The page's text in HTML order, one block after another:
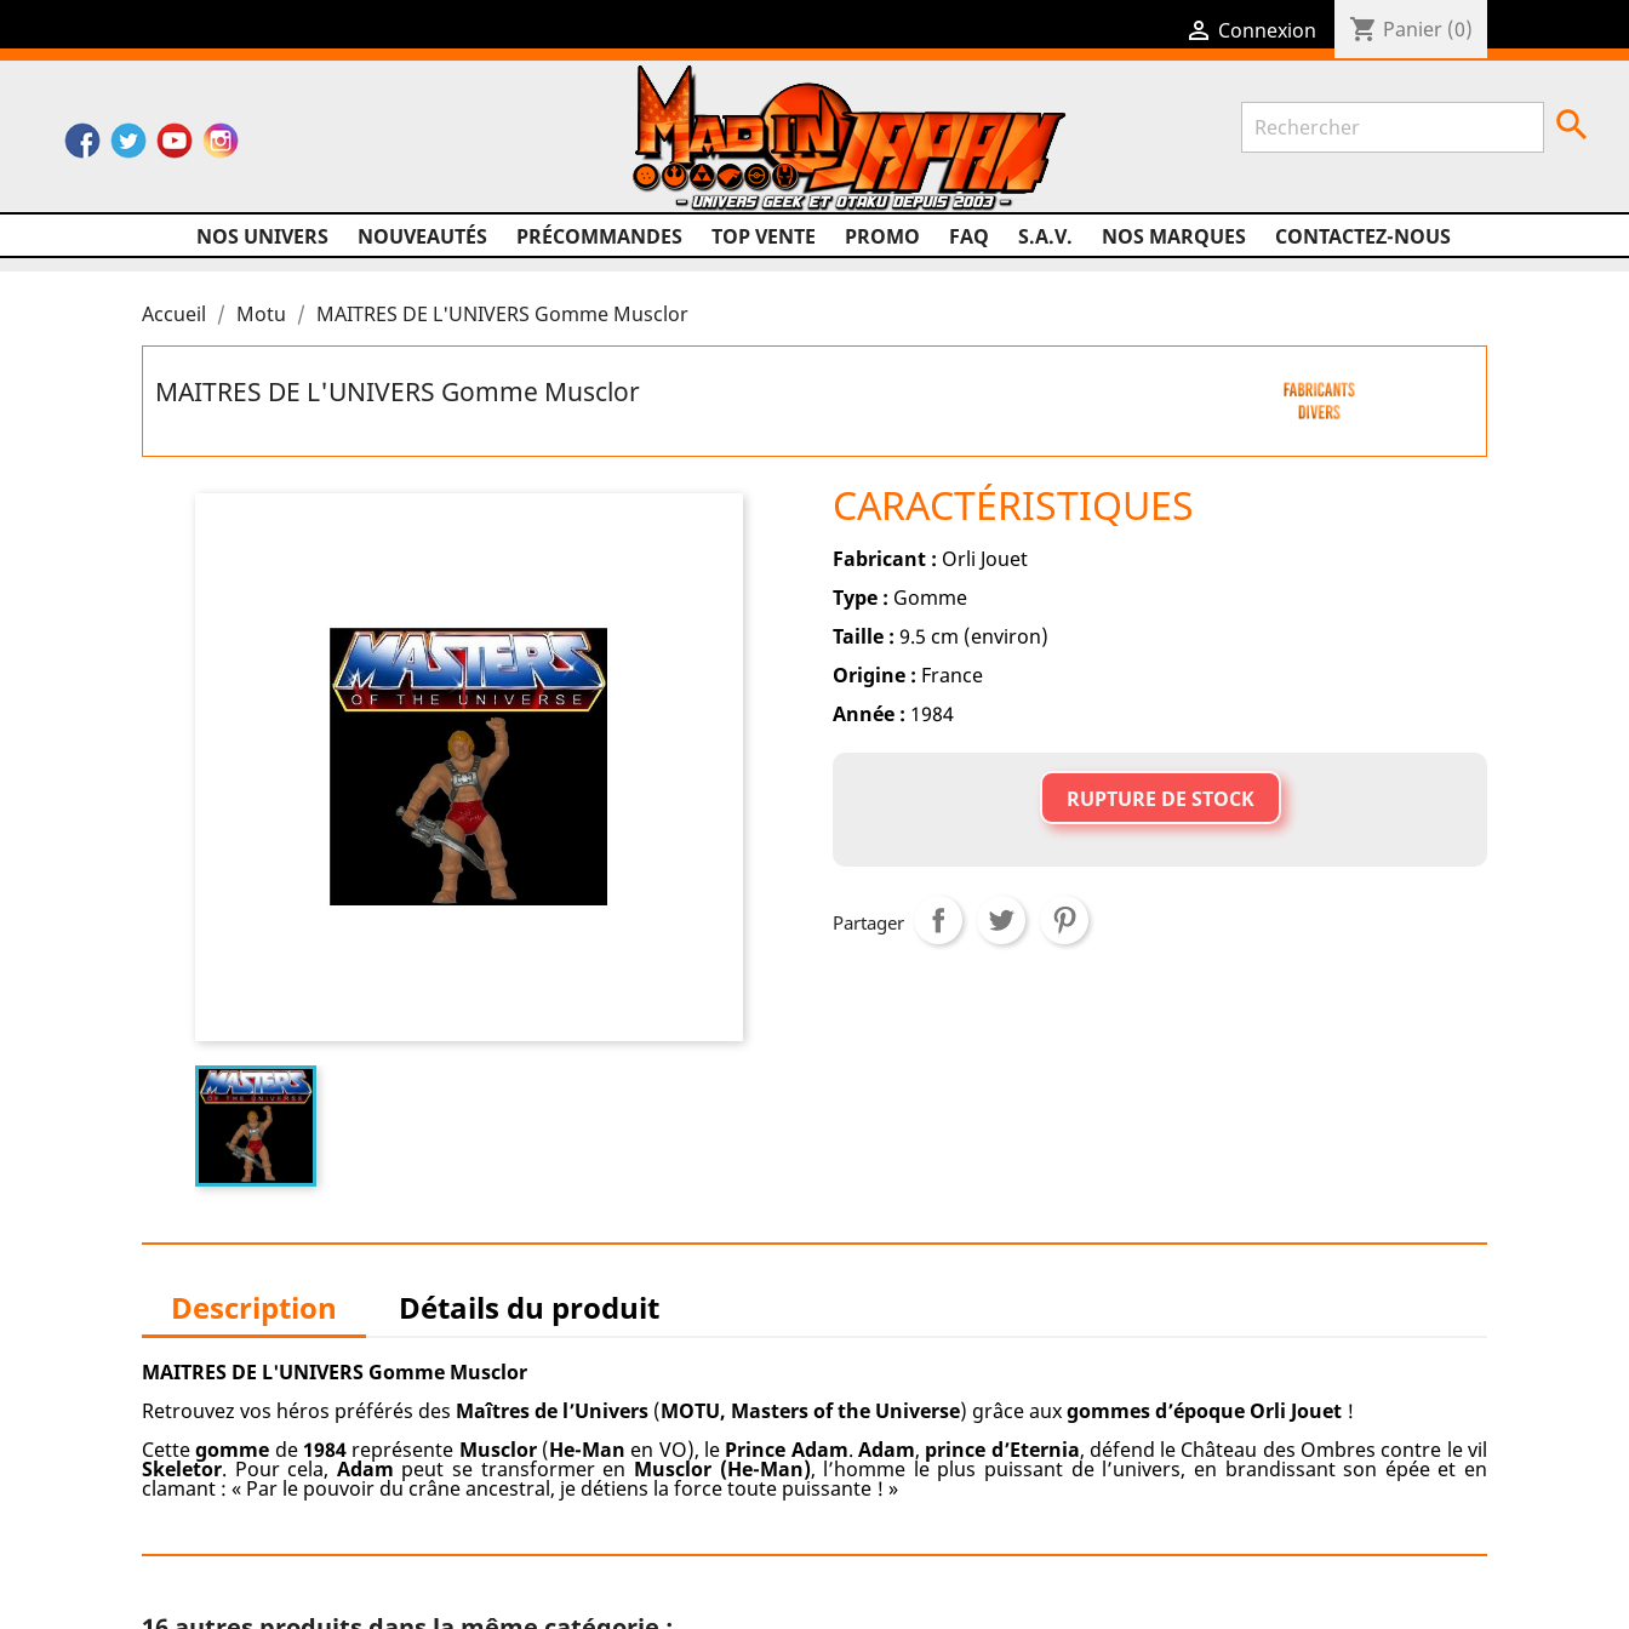
 Connexion shopping_cart Panier (0)
Facebook
TwitterYouTubeInstagram
NOS UNIVERS NOUVEAUTÉS PRÉCOMMANDES TOP VENTE PROMO FAQ S.A.V. NOS MARQUES CONTACTEZ-NOUS

Accueil Motu MAITRES DE L'UNIVERS Gomme Musclor
MAITRES DE L'UNIVERS Gomme Musclor
CARACTÉRISTIQUES
Fabricant : Orli Jouet
Type : Gomme
Taille : 9.5 cm (environ)
Origine : France
Année : 1984
RUPTURE DE STOCK
Partager
Description Détails du produit
MAITRES DE L'UNIVERS Gomme Musclor
Retrouvez vos héros préférés des Maîtres de l’Univers (MOTU, Masters of the Universe) grâce auxgommes d’époque Orli Jouet !
Cettegomme de 1984représente Musclor(He-Man en VO), le Prince Adam. Adam, prince d’Eternia, défend le Château des Ombres contre le vil
Skeletor. Pour cela, Adam peut se transformer en Musclor (He-Man), l’homme le plus puissant de l’univers, en brandissant son épée et en
clamant : « Par le pouvoir du crâne ancestral, je détiens la force toute puissante ! »